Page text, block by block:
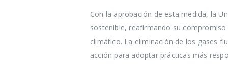
Con la aprobación de esta medida, la
sostenible, reafirmando su
climático. La eliminación de los gases
acción para adoptar prácticas más